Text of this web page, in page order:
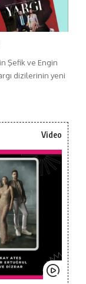
Şefik ve Engin
dizilerinin yeni
Video